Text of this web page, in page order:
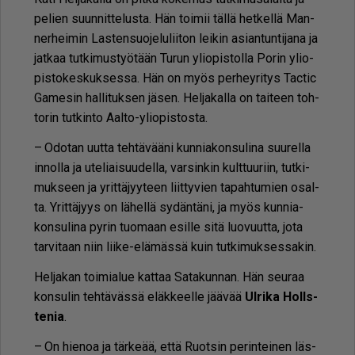
pe­lien suun­nit­te­lus­ta. Hän toi­mii täl­lä het­kel­lä Man­
ner­hei­min Las­ten­suo­je­lu­lii­ton lei­kin asi­an­tun­ti­ja­na ja
jat­kaa tut­ki­mus­työ­tään Tu­run yli­o­pis­tol­la Po­rin yli­o­
pis­to­kes­kuk­ses­sa. Hän on myös per­hey­ri­tys Tac­tic
Ga­me­sin hal­li­tuk­sen jä­sen. Hel­ja­kal­la on tai­teen toh­
to­rin tut­kin­to Aal­to-yli­o­pis­tos­ta.
– Odo­tan uut­ta teh­tä­vää­ni kun­ni­a­kon­su­li­na suu­rel­la
in­nol­la ja ute­li­ai­suu­del­la, var­sin­kin kult­tuu­riin, tut­ki­
muk­seen ja yrit­tä­jyy­teen liit­ty­vien ta­pah­tu­mien osal­
ta. Yrit­tä­jyys on lä­hel­lä sy­dän­tä­ni, ja myös kun­ni­a­
kon­su­li­na py­rin tuo­maan esil­le sitä luo­vuut­ta, jota
tar­vi­taan niin lii­ke-elä­mäs­sä kuin tut­ki­muk­ses­sa­kin.
Hel­ja­kan toi­mi­a­lue kat­taa Sa­ta­kun­nan. Hän seu­raa
kon­su­lin teh­tä­väs­sä eläk­keel­le jää­vää Ul­ri­ka Hol­ls­
te­nia.
– On hie­noa ja tär­ke­ää, et­tä Ruot­sin pe­rin­tei­nen läs­